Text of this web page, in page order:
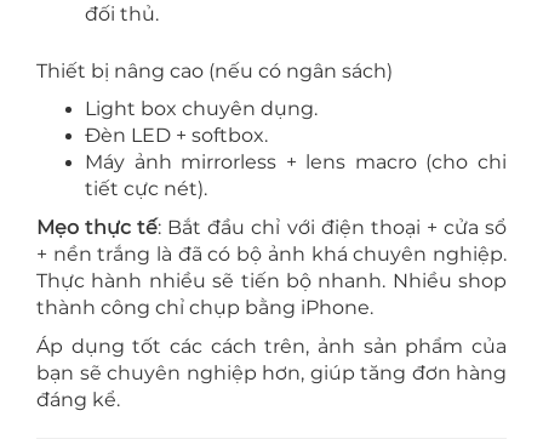
đối thủ.
Thiết bị nâng cao (nếu có ngân sách)
Light box chuyên dụng.
Đèn LED + softbox.
Máy ảnh mirrorless + lens macro (cho chi
tiết cực nét).
Mẹo thực tế: Bắt đầu chỉ với điện thoại + cửa sổ
+ nền trắng là đã có bộ ảnh khá chuyên nghiệp.
Thực hành nhiều sẽ tiến bộ nhanh. Nhiều shop
thành công chỉ chụp bằng iPhone.
Áp dụng tốt các cách trên, ảnh sản phẩm của
bạn sẽ chuyên nghiệp hơn, giúp tăng đơn hàng
đáng kể.